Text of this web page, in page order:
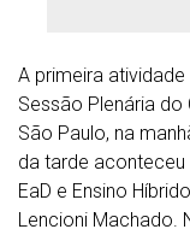
A primeira
Sessão Plenária do
São Paulo, na
da tarde aconteceu
EaD e Ensino
Lencioni Machado.